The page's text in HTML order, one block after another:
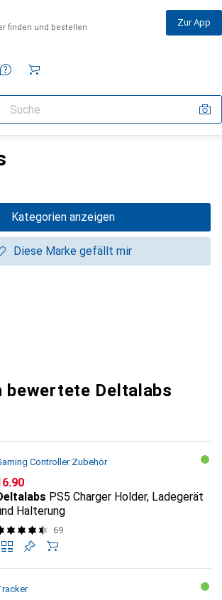
finden und bestellen Zur App
Kategorien anzeigen
Diese Marke gefällt mir
bewertete Deltalabs
Controller Zubehör
PS5 Charger Holder, Ladegerät
Halterung
69